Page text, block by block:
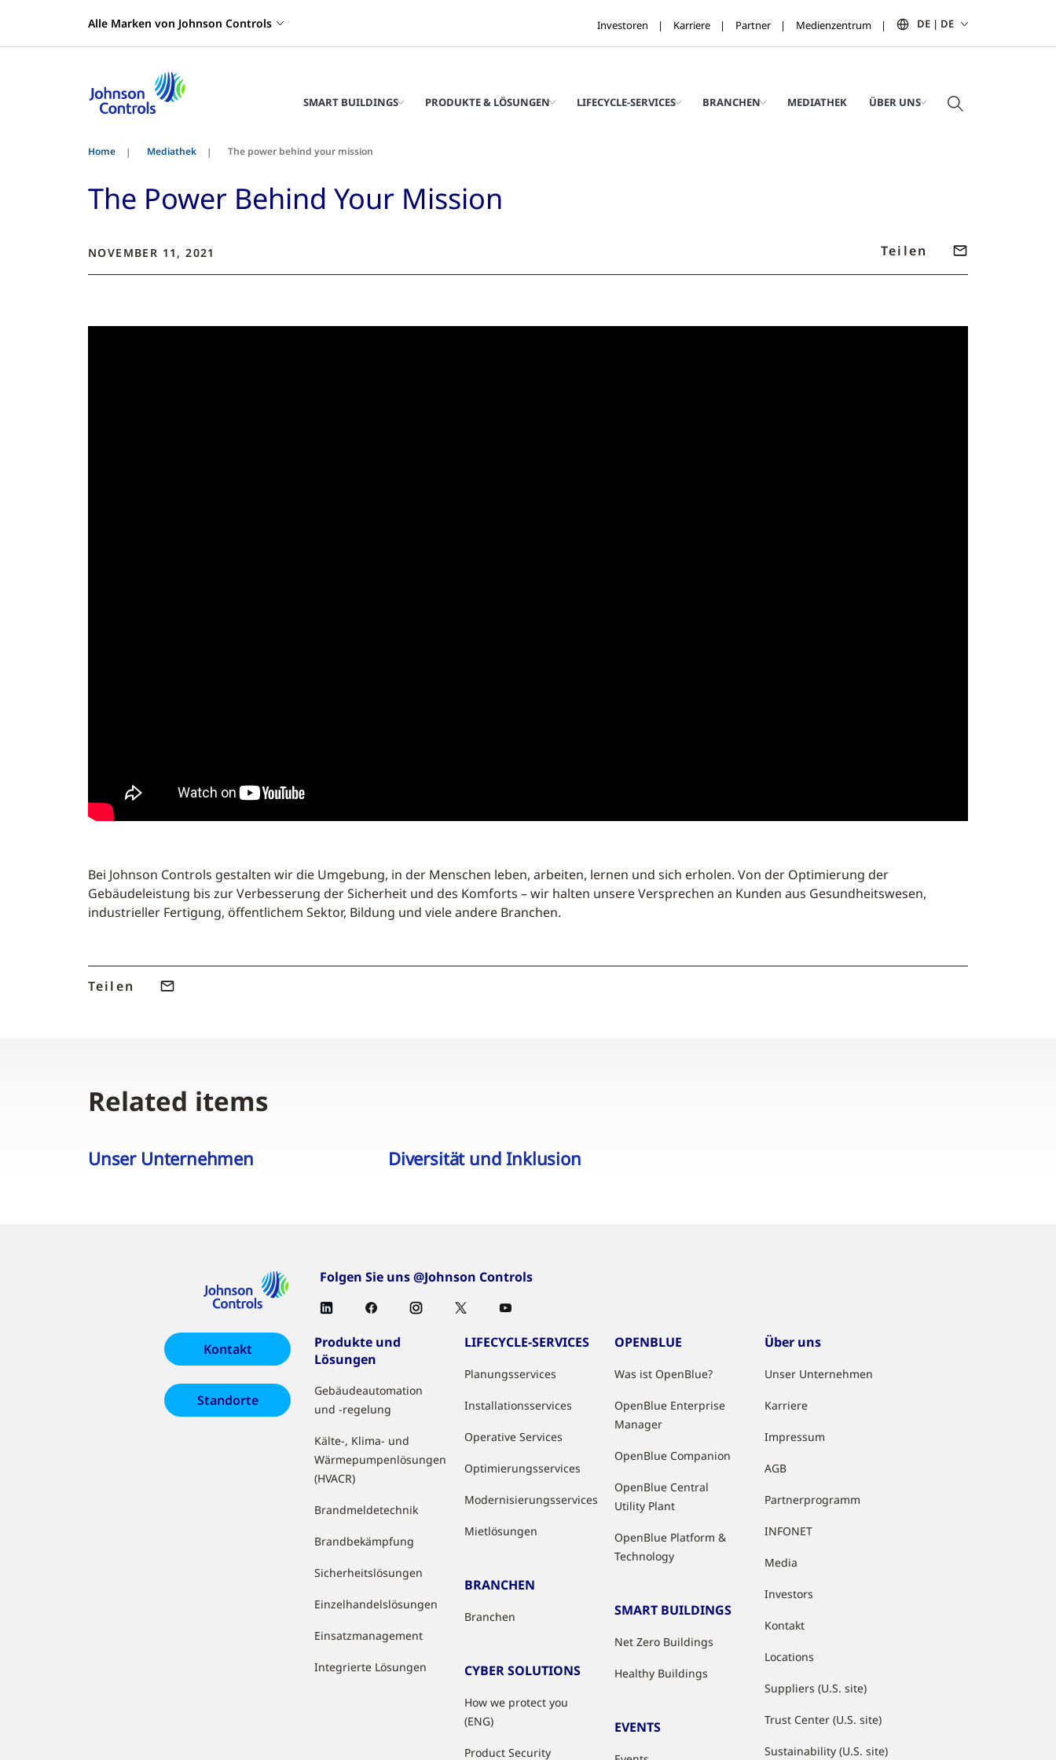
Alle Marken von Johnson Controls Investoren Karriere Partner Medienzentrum DE | DE
SMART BUILDINGS PRODUKTE & LÖSUNGEN LIFECYCLE-SERVICES BRANCHEN MEDIATHEK ÜBER UNS
Home Mediathek The power behind your mission
The Power Behind Your Mission
NOVEMBER 11, 2021 Teilen
Bei Johnson Controls gestalten wir die Umgebung, in der Menschen leben, arbeiten, lernen und sich erholen. Von der Optimierung der
Gebäudeleistung bis zur Verbesserung der Sicherheit und des Komforts – wir halten unsere Versprechen an Kunden aus Gesundheitswesen,
industrieller Fertigung, öffentlichem Sektor, Bildung und viele andere Branchen.
Teilen
Related items
Unser Unternehmen Diversität und Inklusion
Folgen Sie uns @Johnson Controls
Kontakt
Standorte
Produkte und
Lösungen
Gebäudeautomation
und -regelung
Kälte-, Klima- und
Wärmepumpenlösungen
(HVACR)
Brandmeldetechnik
Brandbekämpfung
Sicherheitslösungen
Einzelhandelslösungen
Einsatzmanagement
Integrierte Lösungen
LIFECYCLE-SERVICES
Planungsservices
Installationsservices
Operative Services
Optimierungsservices
Modernisierungsservices
Mietlösungen
BRANCHEN
Branchen
CYBER SOLUTIONS
How we protect you
(ENG)
Product Security
OPENBLUE
Was ist OpenBlue?
OpenBlue Enterprise
Manager
OpenBlue Companion
OpenBlue Central
Utility Plant
OpenBlue Platform &
Technology
SMART BUILDINGS
Net Zero Buildings
Healthy Buildings
EVENTS
Über uns
Unser Unternehmen
Karriere
Impressum
AGB
Partnerprogramm
INFONET
Media
Investors
Kontakt
Locations
Suppliers (U.S. site)
Trust Center (U.S. site)
Sustainability (U.S. site)